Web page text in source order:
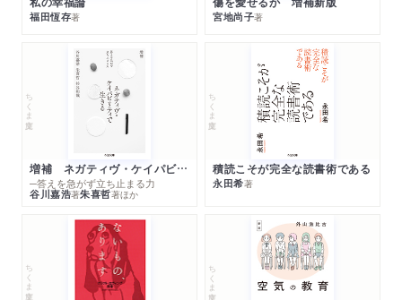
福田恆存著 宮地尚子著
ちくま文庫
増補 ネガティヴ・ケイパビリティで生きる
─答えを急がず立ち止まる力
谷川嘉浩著朱喜哲著ほか
ちくま文庫
積読こそが完全な読書術である
永田希著
ちくま文庫 ちくま文庫